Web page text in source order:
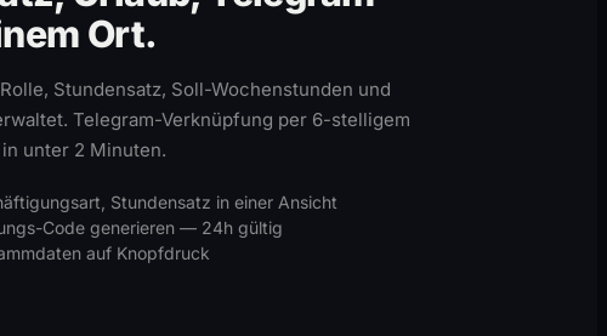
Ort.
Stundensatz, Soll-Wochenstunden und
Telegram-Verknüpfung per 6-stelligem
unter 2 Minuten.
Stundensatz in einer Ansicht
Code generieren — 24h gültig
auf Knopfdruck